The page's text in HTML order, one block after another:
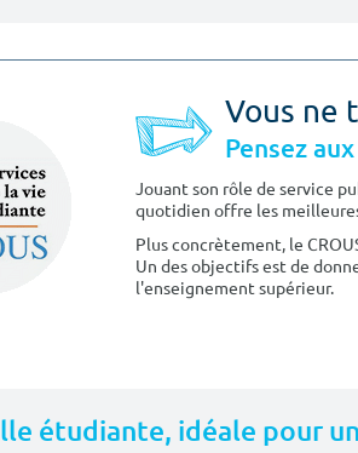
Vous ne
Pensez
Jouant son rôle de service
quotidien offre les
Plus concrètement, le
Un des objectifs est de
l'enseignement supérieur.
étudiante, idéale pour